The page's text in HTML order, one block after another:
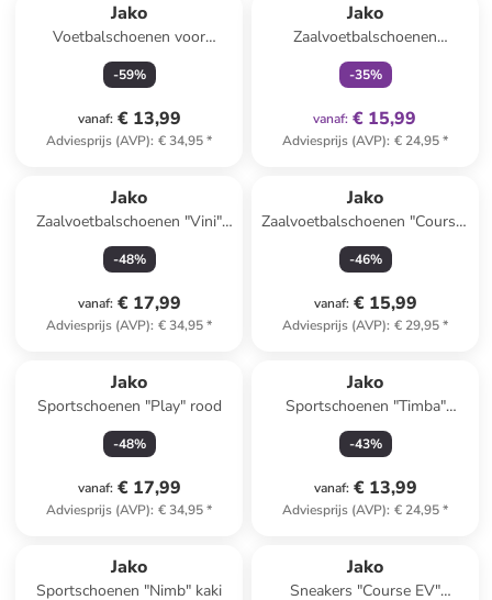
Jako
Voetbalschoenen voor
(kunst)gras "Skill" roze
-59%
vanaf: € 13,99
Adviesprijs (AVP): € 34,95*
Jako
Zaalvoetbalschoenen
"Winger" groen
-35%
vanaf: € 15,99
Adviesprijs (AVP): € 24,95*
Jako
Zaalvoetbalschoenen "Vini"
lichtblauw
-48%
vanaf: € 17,99
Adviesprijs (AVP): € 34,95*
Jako
Zaalvoetbalschoenen "Course"
groen/zwart
-46%
vanaf: € 15,99
Adviesprijs (AVP): € 29,95*
Jako
Sportschoenen "Play" rood
-48%
vanaf: € 17,99
Adviesprijs (AVP): € 34,95*
Jako
Sportschoenen "Timba"
donkerblauw
-43%
vanaf: € 13,99
Adviesprijs (AVP): € 24,95*
Jako
Sportschoenen "Nimb" kaki
Jako
Sneakers "Course EV"